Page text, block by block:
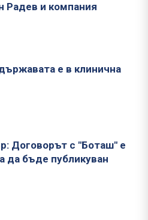
и компания
е в клинична
Договорът с "Боташ" е
да бъде публикуван